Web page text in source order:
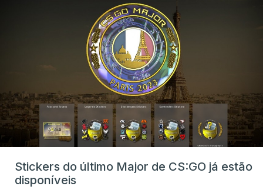
Stickers do último Major de CS:GO já estão
disponíveis